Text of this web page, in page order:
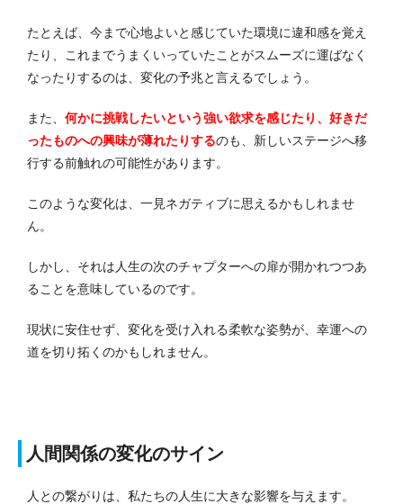
たとえば、今まで心地よいと感じていた環境に違和感を覚え
たり、これまでうまくいっていたことがスムーズに運ばなく
なったりするのは、変化の予兆と言えるでしょう。
また、 何かに挑戦したいという強い欲求を感じたり、好きだ
ったものへの興味が薄れたりするのも、新しいステージへ移
行する前触れの可能性があります。
このような変化は、一見ネガティブに思えるかもしれませ
ん。
しかし、それは人生の次のチャプターへの扉が開かれつつあ
ることを意味しているのです。
現状に安住せず、変化を受け入れる柔軟な姿勢が、幸運への
道を切り拓くのかもしれません。
人間関係の変化のサイン
人との繋がりは、私たちの人生に大きな影響を与えます。